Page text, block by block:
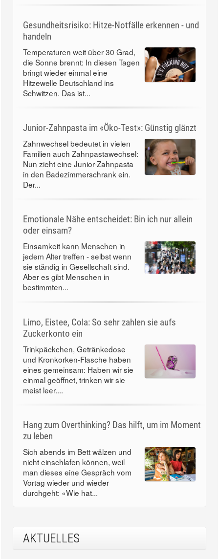
Gesundheitsrisiko: Hitze-Notfälle erkennen - und
handeln
Temperaturen weit über 30 Grad,
die Sonne brennt: In diesen Tagen
bringt wieder einmal eine
Hitzewelle Deutschland ins
Schwitzen. Das ist...
Junior-Zahnpasta im «Öko-Test»: Günstig glänzt
Zahnwechsel bedeutet in vielen
Familien auch Zahnpastawechsel:
Nun zieht eine Junior-Zahnpasta
in den Badezimmerschrank ein.
Der...
Emotionale Nähe entscheidet: Bin ich nur allein
oder einsam?
Einsamkeit kann Menschen in
jedem Alter treffen - selbst wenn
sie ständig in Gesellschaft sind.
Aber es gibt Menschen in
bestimmten...
Limo, Eistee, Cola: So sehr zahlen sie aufs
Zuckerkonto ein
Trinkpäckchen, Getränkedose
und Kronkorken-Flasche haben
eines gemeinsam: Haben wir sie
einmal geöffnet, trinken wir sie
meist leer....
Hang zum Overthinking? Das hilft, um im Moment
zu leben
Sich abends im Bett wälzen und
nicht einschlafen können, weil
man dieses eine Gespräch vom
Vortag wieder und wieder
durchgeht: «Wie hat...
AKTUELLES